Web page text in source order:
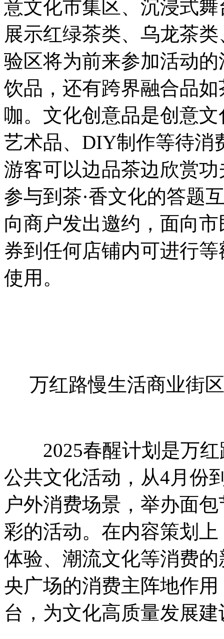
意文化市集区、沉浸式
展示红绿茶类、乌龙茶
验区将为前来参加活动
饮品，还有跨界融合品
咖。文化创意品是创意
艺术品、DIY制作等待消
游客可以边品茶边欣赏
参与到茶·香文化的答题
向商户发出邀约，面向
券到任何店铺内可进行
使用。
万红路慢生活商业街
2025春醒计划是万红
公共文化活动，从4月份
户外消费场景，举办面
彩的活动。在内容策划
体验、潮流文化等消费
央广场的消费主阵地作
台，为文化高质量发展